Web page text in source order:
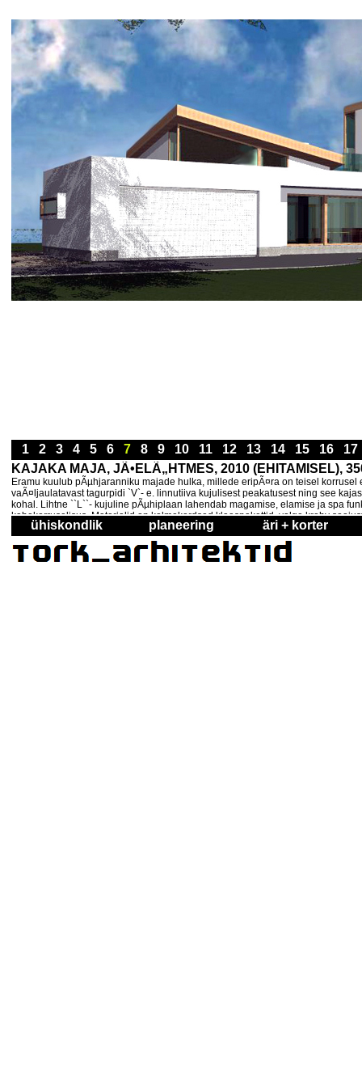
1 2 3 4 5 6 7 8 9 10 11 12 13 14 15 16
KAJAKA MAJA, JÃ•ELÃ„HTMES, 2010 (EHITAMISEL),
Eramu kuulub pÃµhjaranniku majade hulka, millede eripÃ¤ra on teisel
vaÃ¤ljaulatavast tagurpidi `V`- e. linnutiiva kujulisest peakatusest ning see
kohal. Lihtne ``L``- kujuline pÃµhiplaan lahendab magamise, elamise ja spa
kahekorruselisus. Materjalid on kolmekordsed klaaspakettid, valge krohv
kamin eraldab sÃ¶Ã¶gi ja elutoa tsoonid. Teine samalaadne korsten on
ekoloogilised ja allergiavabad. Tiim: Lembit Tork, Jekaterina Magdalenoka,
ühiskondlik planeering äri + korter